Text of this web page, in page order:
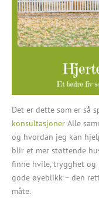
Det er dette som er så
konsultasjoner Alle
og hvordan jeg kan
blir et mer støttende
finne hvile, trygghet og
gode øyeblikk – den
måte.